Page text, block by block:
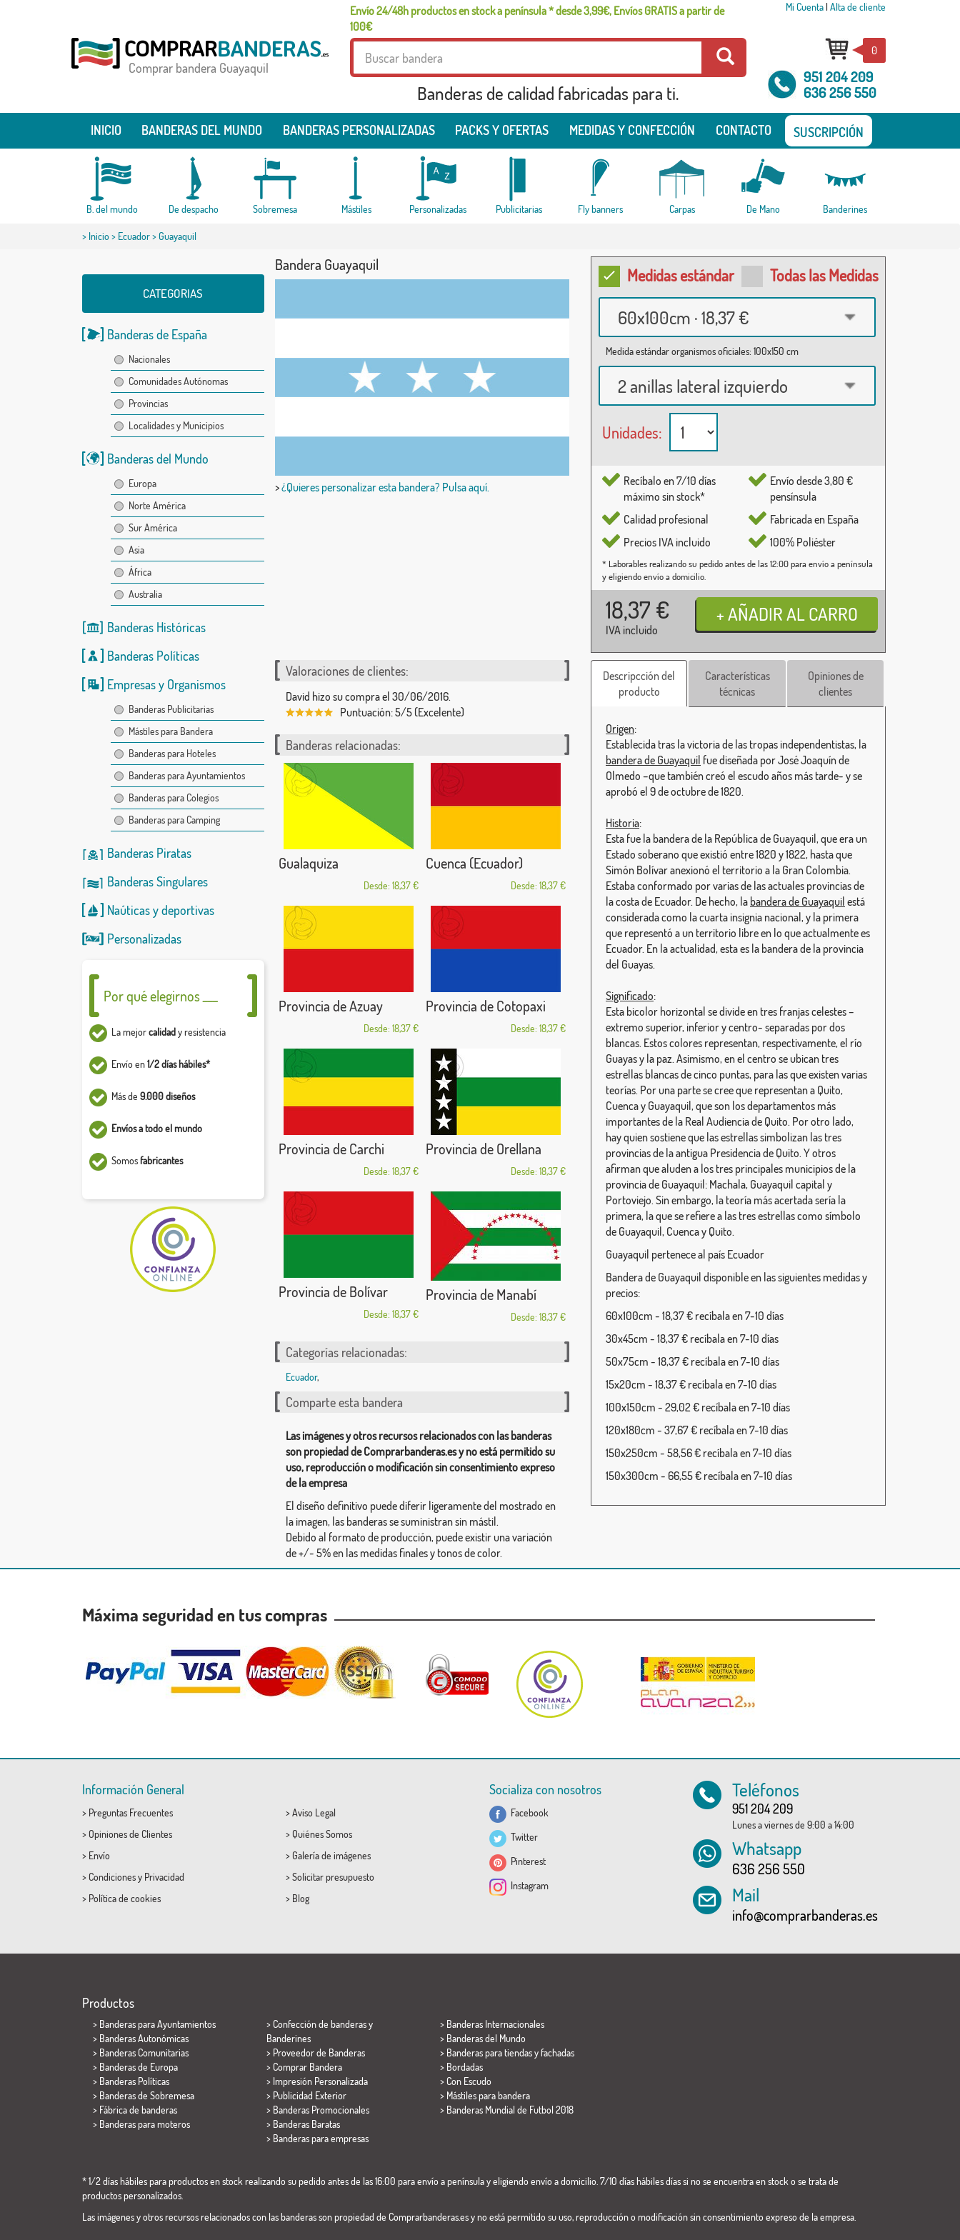
Envío 24/48h productos en stock a península * desde 3,99€, Envíos GRATIS a partir de
100€
Mi Cuenta| Alta de cliente
Comprar bandera Guayaquil
Banderas de calidad fabricadas para ti.
0
951 204 209
636 256 550
INICIO BANDERAS DEL MUNDO BANDERAS PERSONALIZADAS PACKS Y OFERTAS MEDIDAS Y CONFECCIÓN CONTACTO SUSCRIPCIÓN
B. del mundo De despacho Sobremesa Mástiles Personalizadas Publicitarias Fly banners Carpas De Mano Banderines
> Inicio> Ecuador> Guayaquil
CATEGORIAS
Banderas de España
Nacionales
Comunidades Autónomas
Provincias
Localidades y Municipios
Banderas del Mundo
Europa
Norte América
Sur América
Asia
África
Australia
Banderas Históricas
Banderas Políticas
Empresas y Organismos
Banderas Publicitarias
Mástiles para Bandera
Banderas para Hoteles
Banderas para Ayuntamientos
Banderas para Colegios
Banderas para Camping
Banderas Piratas
Banderas Singulares
Naúticasydeportivas
Personalizadas
Por qué elegirnos ___
La mejorcalidady resistencia
Envío en1/2 días hábiles*
Más de 9.000 diseños
Envíos a todo el mundo
Somosfabricantes
Bandera Guayaquil
>¿Quieres personalizar esta bandera? Pulsa aquí.
Medidas estándar Todas las Medidas
60x100cm · 18,37 €
Medida estándar organismos oficiales: 100x150 cm
2 anillas lateral izquierdo
Unidades:
Recíbalo en 7/10 días
máximo sin stock*
Calidad profesional
Precios IVA incluido
Envío desde 3,80 €
pensínsula
Fabricada en España
100% Poliéster
* Laborables realizando su pedido antes de las 12:00 para envío a península
y eligiendo envío a domicilio.
18,37 €
IVA incluido
Valoraciones de clientes:
David hizo su compra el 30/06/2016.
Puntuación: 5/5 (Excelente)
Banderas relacionadas:
Gualaquiza
Desde: 18,37 €
Cuenca (Ecuador)
Desde: 18,37 €
Provincia de Azuay
Desde: 18,37 €
Provincia de Cotopaxi
Desde: 18,37 €
Provincia de Carchi
Desde: 18,37 €
Provincia de Orellana
Desde: 18,37 €
Provincia de Bolívar
Desde: 18,37 €
Provincia de Manabí
Desde: 18,37 €
Categorías relacionadas:
Ecuador,
Comparte esta bandera
Las imágenes y otros recursos relacionados con las banderas
son propiedad de Comprarbanderas.es y no está permitido su
uso, reproducción o modificación sin consentimiento expreso
de la empresa
El diseño definitivo puede diferir ligeramente del mostrado en
la imagen, las banderas se suministran sin mástil.
Debido al formato de producción, puede existir una variación
de +/- 5% en las medidas finales y tonos de color.
Descripcción del
producto
Características
técnicas
Opiniones de
clientes
Origen:
Establecida tras la victoria de las tropas independentistas, la
bandera de Guayaquil fue diseñada por José Joaquín de
Olmedo –que también creó el escudo años más tarde- y se
aprobó el 9 de octubre de 1820.
Historia:
Esta fue la bandera de la República de Guayaquil, que era un
Estado soberano que existió entre 1820 y 1822, hasta que
Simón Bolívar anexionó el territorio a la Gran Colombia.
Estaba conformado por varias de las actuales provincias de
la costa de Ecuador. De hecho, la bandera de Guayaquil está
considerada como la cuarta insignia nacional, y la primera
que representó a un territorio libre en lo que actualmente es
Ecuador. En la actualidad, esta es la bandera de la provincia
del Guayas.
Significado:
Esta bicolor horizontal se divide en tres franjas celestes –
extremo superior, inferior y centro- separadas por dos
blancas. Estos colores representan, respectivamente, el río
Guayas y la paz. Asimismo, en el centro se ubican tres
estrellas blancas de cinco puntas, para las que existen varias
teorías. Por una parte se cree que representan a Quito,
Cuenca y Guayaquil, que son los departamentos más
importantes de la Real Audiencia de Quito. Por otro lado,
hay quien sostiene que las estrellas simbolizan las tres
provincias de la antigua Presidencia de Quito. Y otros
afirman que aluden a los tres principales municipios de la
provincia de Guayaquil: Machala, Guayaquil capital y
Portoviejo. Sin embargo, la teoría más acertada sería la
primera, la que se refiere a las tres estrellas como símbolo
de Guayaquil, Cuenca y Quito.
Guayaquil pertenece al país Ecuador
Bandera de Guayaquil disponible en las siguientes medidas y
precios:
60x100cm - 18,37 € recíbala en 7-10 días
30x45cm - 18,37 € recíbala en 7-10 días
50x75cm - 18,37 € recíbala en 7-10 días
15x20cm - 18,37 € recíbala en 7-10 días
100x150cm - 29,02 € recíbala en 7-10 días
120x180cm - 37,67 € recíbala en 7-10 días
150x250cm - 58,56 € recíbala en 7-10 días
150x300cm - 66,55 € recíbala en 7-10 días
Máxima seguridad en tus compras
Información General
> Preguntas Frecuentes
> Opiniones de Clientes
> Envío
> Condicionesy Privacidad
> Política de cookies
> Aviso Legal
> Quiénes Somos
> Galería de imágenes
> Solicitar presupuesto
> Blog
Socializa con nosotros
Facebook
Twitter
Pinterest
Instagram
Teléfonos
951 204 209
Lunes a viernes de 9:00 a 14:00
Whatsapp
636 256 550
Mail
info@comprarbanderas.es
Productos
> Banderas para Ayuntamientos
> Banderas Autonómicas
> Banderas Comunitarias
> Banderas de Europa
> Banderas Políticas
> Banderas de Sobremesa
> Fábrica de banderas
> Banderas para moteros
> Confección de banderas y
Banderines
> Proveedor de Banderas
> Comprar Bandera
> Impresión Personalizada
> Publicidad Exterior
> Banderas Promocionales
> Banderas Baratas
> Banderas para empresas
> Banderas Internacionales
> Banderas del Mundo
> Banderas para tiendas y fachadas
> Bordadas
> Con Escudo
> Mástiles para bandera
> Banderas Mundial de Futbol 2018
* 1/2 días hábiles para productos en stock realizando su pedido antes de las 16:00 para envío a península y eligiendo envío a domicilio. 7/10 días hábiles días si no se encuentra en stock o se trata de
productos personalizados.
Las imágenes y otros recursos relacionados con las banderas son propiedad de Comprarbanderas.es y no está permitido su uso, reproducción o modificación sin consentimiento expreso de la empresa.